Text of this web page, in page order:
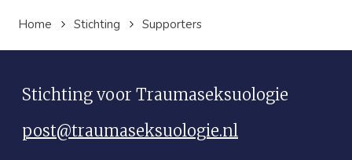
Home Stichting Supporters
Stichting voor Traumaseksuologie
post@traumaseksuologie.nl